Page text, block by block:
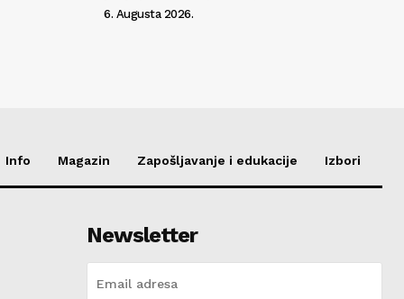
6. Augusta 2026.
Info Magazin Zapošljavanje i edukacije Izbori
Newsletter